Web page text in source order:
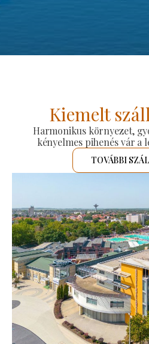
Kiemelt
Harmonikus környezet,
kényelmes pihenés vár a
TOVÁBBI